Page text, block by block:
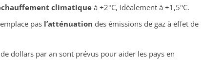
climatiqueà +2°C, idéalement à +1,5°C.
pas l’atténuation des émissions de gaz à effet de
dollars par an sont prévus pour aider les pays en